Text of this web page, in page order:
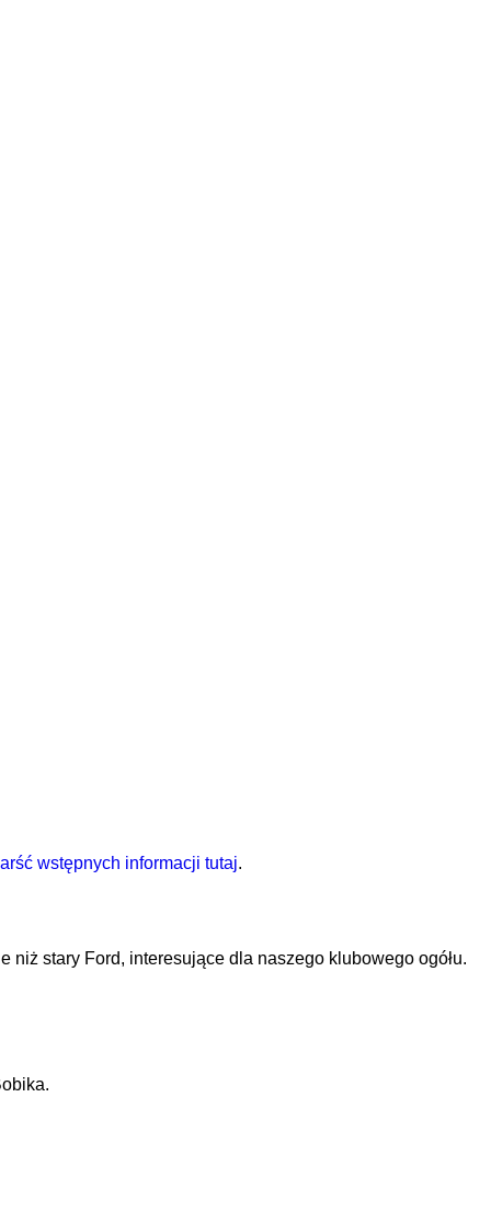
wstępnych informacji tutaj.
niż stary Ford, interesujące dla naszego klubowego ogółu.